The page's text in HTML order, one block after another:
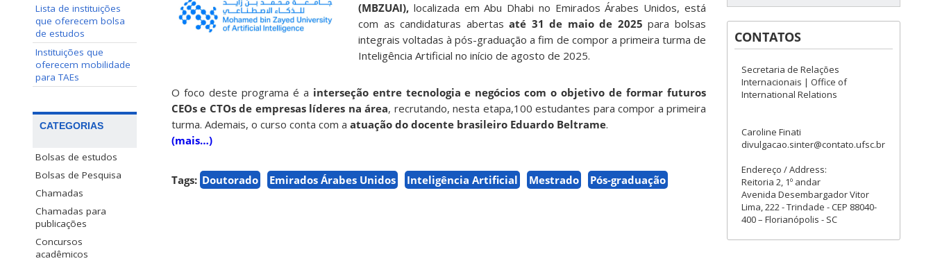
Lista de instituições
que oferecem bolsa
de estudos
Instituições que
oferecem mobilidade
para TAEs
CATEGORIAS
Bolsas de estudos
Bolsas de Pesquisa
Chamadas
Chamadas para
publicações
Concursos
acadêmicos
(MBZUAI), localizada em Abu Dhabi no Emirados Árabes Unidos, está
com as candidaturas abertasaté 31 de maio de 2025para bolsas
integrais voltadas à pós-graduação a fim de compor a primeira turma de
Inteligência Artificial no início de agosto de 2025.
O foco deste programa é a interseção entre tecnologia e negócios com o objetivo de formar futuros
CEOs e CTOs de empresas líderes na área, recrutando, nesta etapa,100 estudantes para compor a primeira
turma. Ademais, o curso conta com a atuação do docente brasileiro Eduardo Beltrame.
(mais…)
Tags: Doutorado Emirados Árabes Unidos Inteligência Artificial Mestrado Pós-graduação
CONTATOS
Secretaria de Relações
Internacionais | Office of
International Relations
Caroline Finati
divulgacao.sinter@contato.ufsc.br
Endereço / Address:
Reitoria 2, 1º andar
Avenida Desembargador Vitor
Lima, 222 - Trindade - CEP 88040-
400 – Florianópolis - SC